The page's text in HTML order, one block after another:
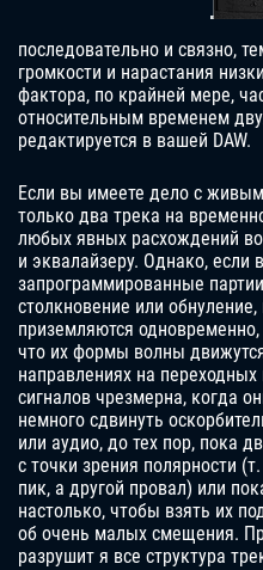
последовательно и связно,
громкости и нарастания
фактора, по крайней мере,
относительным временем
редактируется в вашей DAW.
Если вы имеете дело с
только два трека на
любых явных расхождений
и эквалайзеру. Однако, если
запрограммированные
столкновение или
приземляются
что их формы волны
направлениях на переходных
сигналов чрезмерна, когда
немного сдвинуть
или аудио, до тех пор, пока
с точки зрения полярности
пик, а другой провал) или
настолько, чтобы взять их
об очень малых смещения.
разрушит я все структура